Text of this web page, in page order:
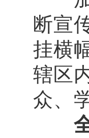
断宣
挂横
辖区
众、